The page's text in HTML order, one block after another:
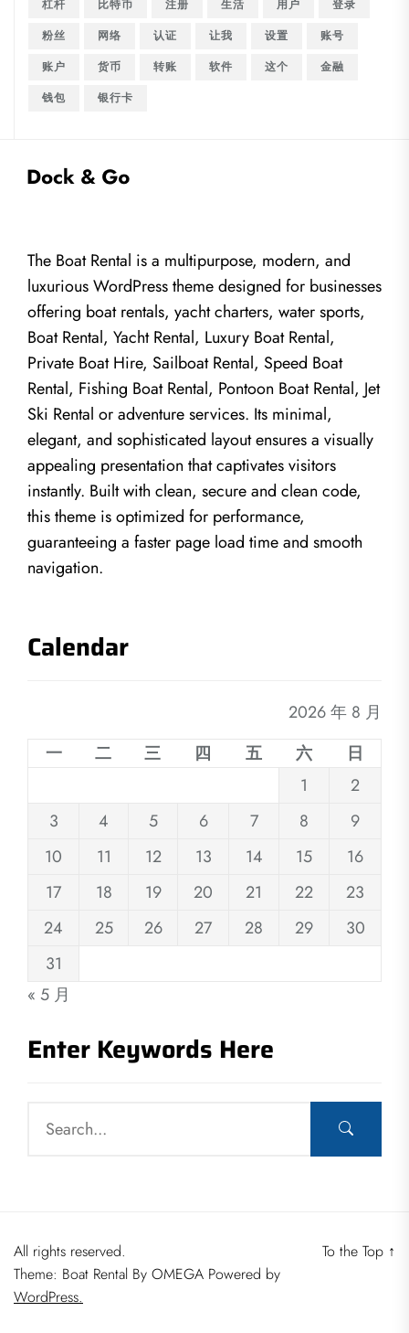
杠杆
比特币 注册 生活 用户
登录
粉丝
网络 认证 让我 设置
账号
账户
货币 转账 软件 这个
金融
钱包
银行卡
The Boat Rental is a multipurpose, modern, and
luxurious WordPress theme designed for businesses
offering boat rentals, yacht charters, water sports,
Boat Rental, Yacht Rental, Luxury Boat Rental,
Private Boat Hire, Sailboat Rental, Speed Boat
Rental, Fishing Boat Rental, Pontoon Boat Rental, Jet
Ski Rental or adventure services. Its minimal,
elegant, and sophisticated layout ensures a visually
appealing presentation that captivates visitors
instantly. Built with clean, secure and clean code,
this theme is optimized for performance,
guaranteeing a faster page load time and smooth
navigation.
Calendar
2026 年 8 月
一
二 三 四 五 六
日
1
2
3
4 5 6 7 8
9
10
11 12 13 14 15
16
17
18 19 20 21 22
23
24
25 26 27 28 29
30
31
« 5 月
Enter Keywords Here
All rights reserved.
Theme: Boat Rental By OMEGA Powered by
WordPress.
To the Top ↑